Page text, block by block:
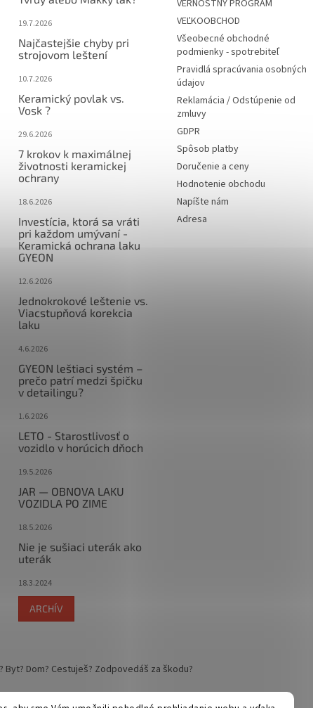
19.7.2026
Najčastejšie chyby pri
strojovom leštení
10.7.2026
Keramický povlak vs.
Vosk ?
29.6.2026
7 krokov k maximálnej
životnosti keramickej
ochrany
18.6.2026
Investícia, ktorá sa vráti
pri každom umývaní -
Keramická ochrana laku
GYEON
12.6.2026
Jednokrokové leštenie vs.
Viacstupňová korekcia
laku
4.6.2026
GYEON leštiaci systém –
prečo patrí medzi špičku
v detailingu?
1.6.2026
LETO - Starostlivosť o
vozidlo v horúcich dňoch
19.5.2026
JAR — OBNOVA LAKU
VOZIDLA PO ZIME
18.5.2026
Nie je sušiaci uterák ako
uterák
18.3.2024
ARCHÍV
VERNOSTNÝ PROGRAM
VEĽKOOBCHOD
Všeobecné obchodné
podmienky - spotrebiteľ
Pravidlá spracúvania osobných
údajov
Reklamácia / Odstúpenie od
zmluvy
GDPR
Spôsob platby
Doručenie a ceny
Hodnotenie obchodu
Napíšte nám
Adresa
Byt? Dom? Cestuješ? Zodpovedáš za škodu?